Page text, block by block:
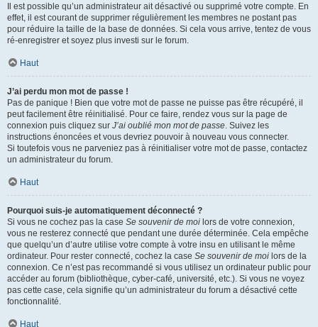
Il est possible qu’un administrateur ait désactivé ou supprimé votre compte. En
effet, il est courant de supprimer régulièrement les membres ne postant pas
pour réduire la taille de la base de données. Si cela vous arrive, tentez de vous
ré-enregistrer et soyez plus investi sur le forum.
Haut
J’ai perdu mon mot de passe !
Pas de panique ! Bien que votre mot de passe ne puisse pas être récupéré, il
peut facilement être réinitialisé. Pour ce faire, rendez vous sur la page de
connexion puis cliquez sur J’ai oublié mon mot de passe. Suivez les
instructions énoncées et vous devriez pouvoir à nouveau vous connecter.
Si toutefois vous ne parveniez pas à réinitialiser votre mot de passe, contactez
un administrateur du forum.
Haut
Pourquoi suis-je automatiquement déconnecté ?
Si vous ne cochez pas la case Se souvenir de moi lors de votre connexion,
vous ne resterez connecté que pendant une durée déterminée. Cela empêche
que quelqu’un d’autre utilise votre compte à votre insu en utilisant le même
ordinateur. Pour rester connecté, cochez la case Se souvenir de moi lors de la
connexion. Ce n’est pas recommandé si vous utilisez un ordinateur public pour
accéder au forum (bibliothèque, cyber-café, université, etc.). Si vous ne voyez
pas cette case, cela signifie qu’un administrateur du forum a désactivé cette
fonctionnalité.
Haut